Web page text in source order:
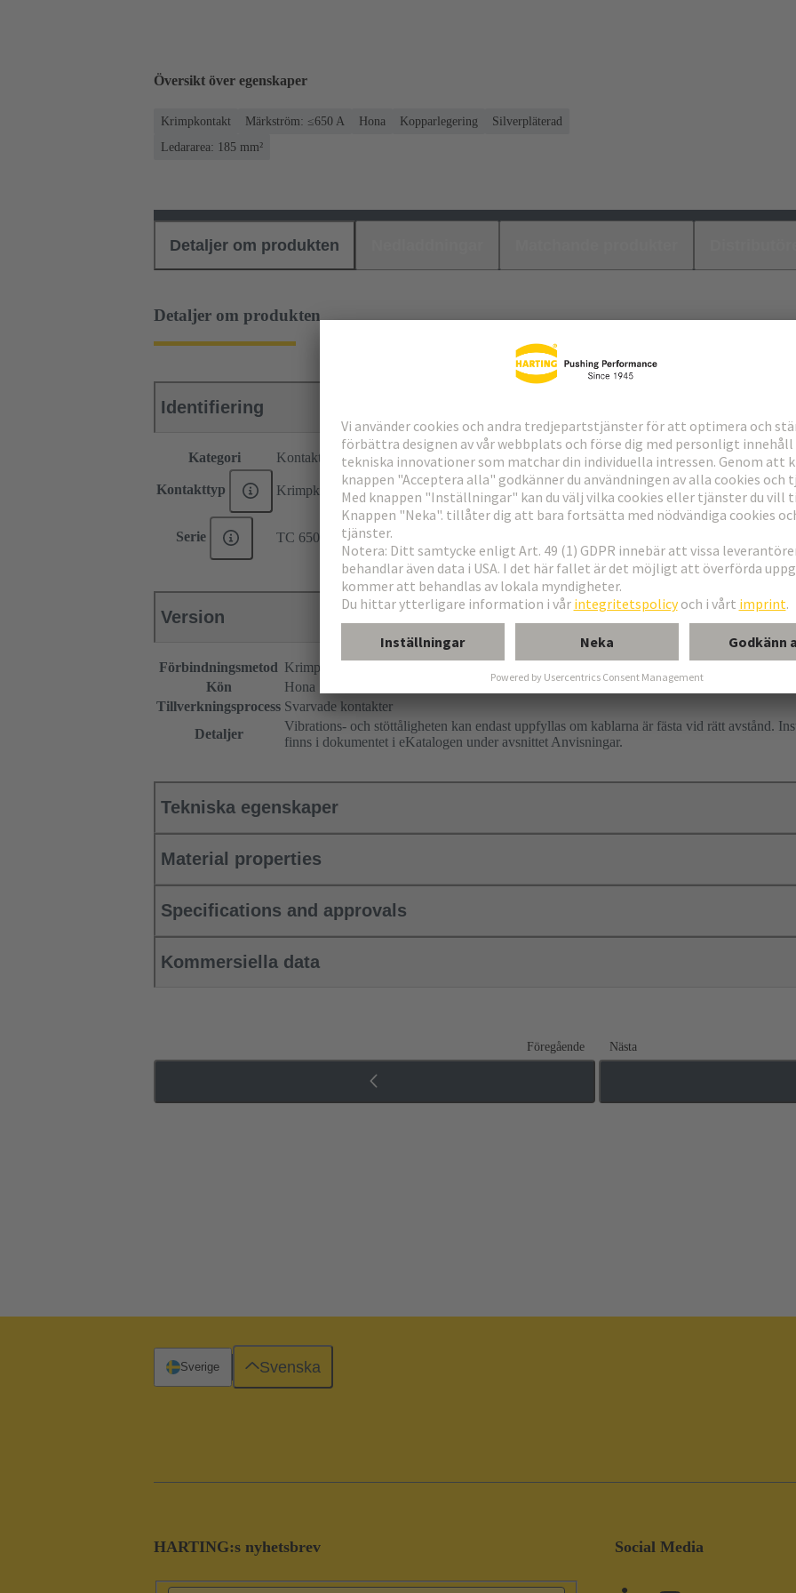
Översikt över egenskaper
Krimpkontakt Märkström: ≤650 A Hona Kopparlegering
Silverpläterad
Ledararea: 185 mm²
Detaljer om produkten
Detaljer om produkten
Identifiering
Kategori Kontakter
Kontakttyp Krimpkontakt
Serie TC 650
Version
Förbindningsmetod Krimpterminering
Kön
Hona
Tillverkningsprocess Svarvade kontakter
Detaljer
Vibrations- och stöttåligheten kan endast uppfyllas om kablarna är fästa vid rätt avstånd.
finns i dokumentet i eKatalogen under avsnittet Anvisningar.
Tekniska egenskaper
Material properties
Specifications and approvals
Kommersiella data
Föregående Nästa
HARTING:s nyhetsbrev Social Media
Sverige Svenska